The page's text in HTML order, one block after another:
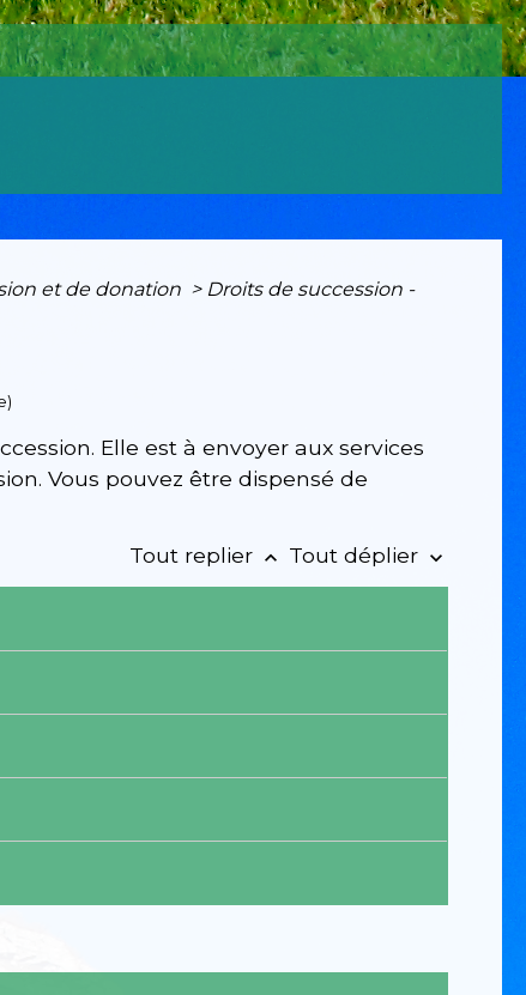
et de donation > Droits de succession -
Elle est à envoyer aux services
Vous pouvez être dispensé de
Tout replier keyboard_arrow_up Tout déplier keyboard_arrow_down